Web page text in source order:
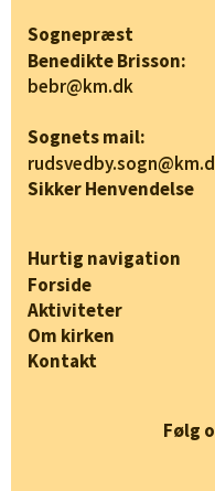
Sognepræst
Benedikte Brisson:
bebr@km.dk
Sognets mail:
Sikker Henvendelse
Hurtig navigation
Forside
Aktiviteter
Om kirken
Kontakt
Følg